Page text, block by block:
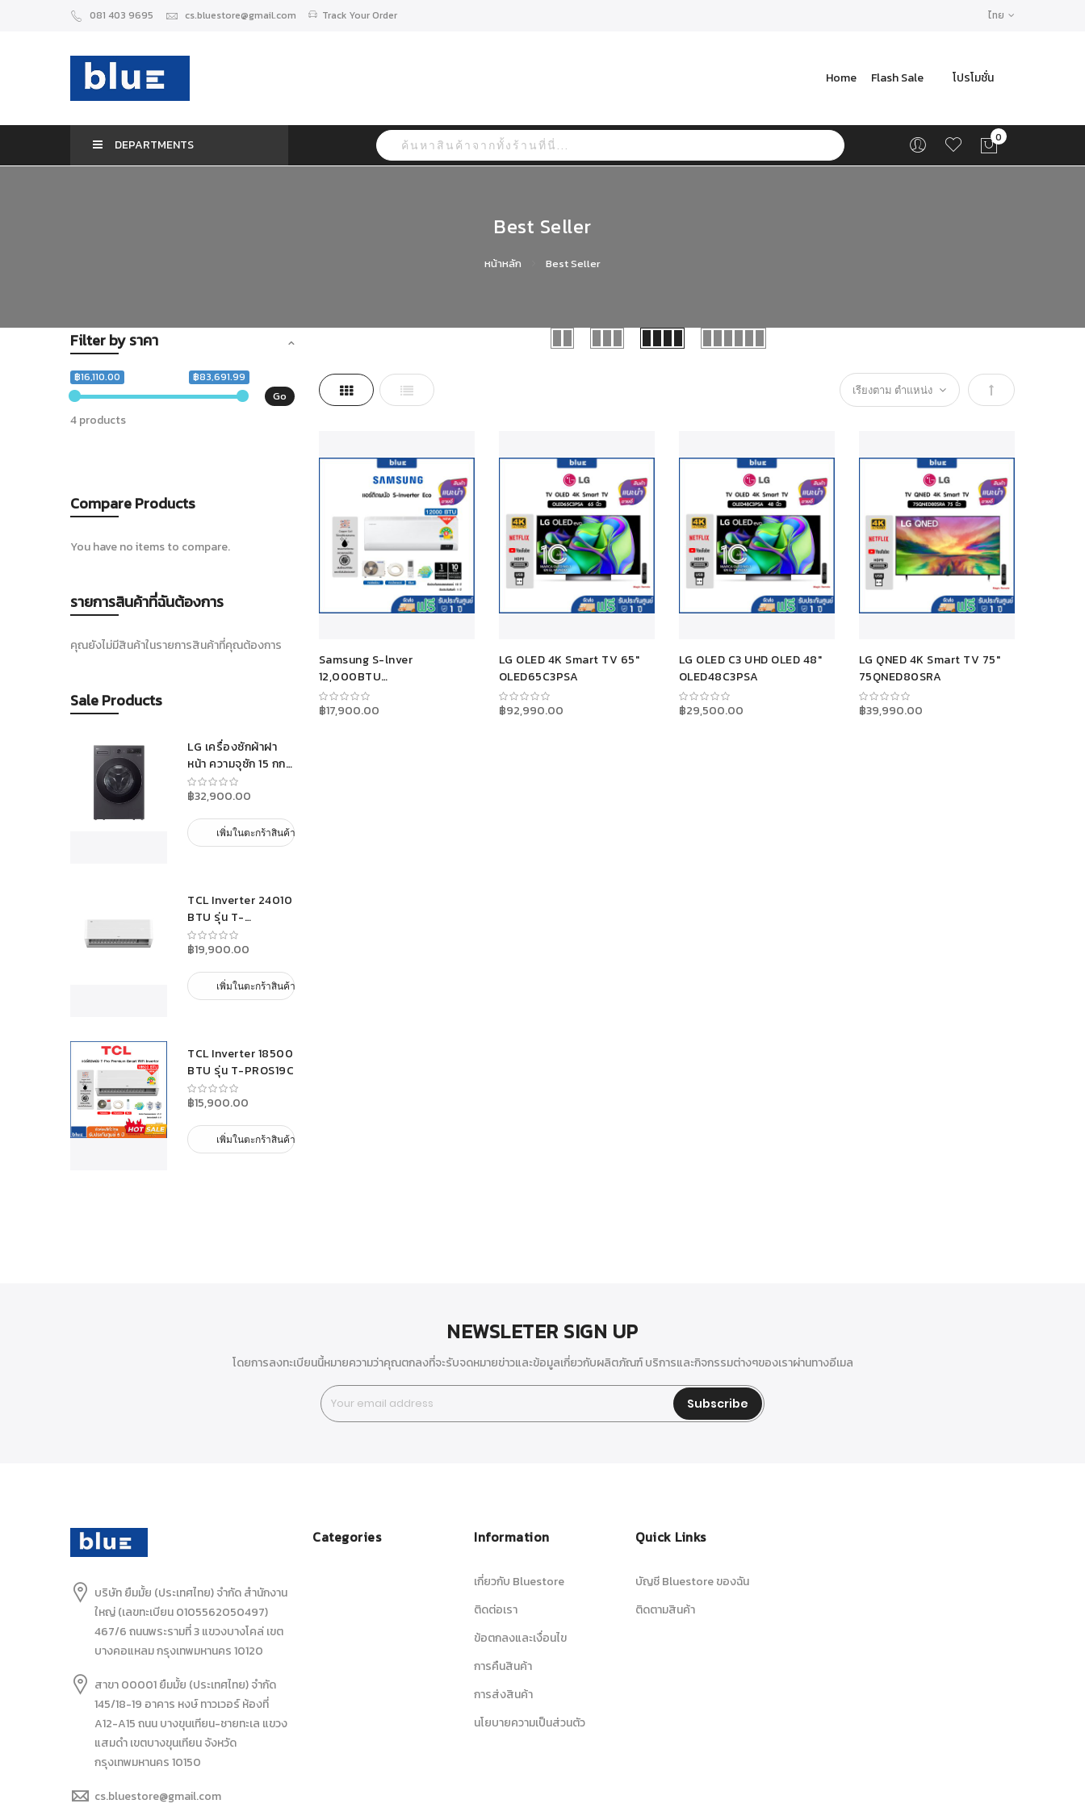
081 403 9695 cs.bluestore@gmail.com Track Your Order ไทย
Home Flash Sale โปรโมชั่น
DEPARTMENTS
Search ตะกร้า
0
Best Seller
หน้าหลัก Best Seller
View
as
Grid รายการ
เรียง
ไป
หา
น้อย
Samsung S-lnver
12,000BTU
AR13TYHYBWKNST
฿17,900.00
LG OLED 4K Smart TV 65"
OLED65C3PSA
฿92,990.00
LG OLED C3 UHD OLED 48"
OLED48C3PSA
฿29,500.00
LG QNED 4K Smart TV 75"
75QNED80SRA
฿39,990.00
Filter by ราคา
฿16,110.00 ฿83,691.99
Go
4 products
Compare Products
You have no items to compare.
รายการสินค้าที่ฉันต้องการ
คุณยังไม่มีสินค้าในรายการสินค้าที่คุณต้องการ
Sale Products
LG เครื่องซักผ้าฝา
หน้า ความจุซัก 15 กก.
รุ่น F2515SNEG ระบบ
AI DD™ เครื่องศูนย์
รับประกันมอเตอร์ 10
ปี
฿32,900.00
เพิ่มในตะกร้าสินค้า
TCL Inverter 24010
BTU รุ่น T-
PROS25C
฿19,900.00
เพิ่มในตะกร้าสินค้า
TCL Inverter 18500
BTU รุ่น T-PROS19C
฿15,900.00
เพิ่มในตะกร้าสินค้า
NEWSLETER SIGN UP
โดยการลงทะเบียนนี้หมายความว่าคุณตกลงที่จะรับจดหมายข่าวและข้อมูลเกี่ยวกับผลิตภัณฑ์ บริการและกิจกรรมต่างๆของเราผ่านทางอีเมล
Subscribe
บริษัท ยืมมั้ย (ประเทศไทย) จำกัด สำนักงาน
ใหญ่ (เลขทะเบียน 0105562050497)
467/6 ถนนพระรามที่ 3 แขวงบางโคล่ เขต
บางคอแหลม กรุงเทพมหานคร 10120
สาขา 00001 ยืมมั้ย (ประเทศไทย) จำกัด
145/18-19 อาคาร หงษ์ ทาวเวอร์ ห้องที่
A12-A15 ถนน บางขุนเทียน-ชายทะเล แขวง
แสมดำ เขตบางขุนเทียน จังหวัด
กรุงเทพมหานคร 10150
cs.bluestore@gmail.com
Categories Information
เกี่ยวกับ Bluestore
ติดต่อเรา
ข้อตกลงและเงื่อนไข
การคืนสินค้า
การส่งสินค้า
นโยบายความเป็นส่วนตัว
Quick Links
บัญชี Bluestore ของฉัน
ติดตามสินค้า